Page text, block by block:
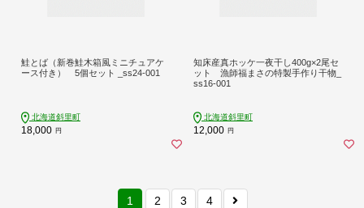
鮭とば（新巻鮭木箱風ミニチュアケ
ース付き） 5個セット _ss24-001
北海道斜里町
18,000 円
知床産真ホッケ一夜干し400g×2尾セ
ット 漁師福まさの特製手作り干物_
ss16-001
北海道斜里町
12,000 円
1 2 3 4